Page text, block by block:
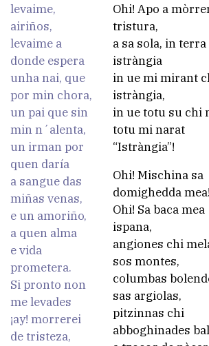
levaime,
airiños,
levaime a
donde espera
unha nai, que
por min chora,
un pai que sin
min n´alenta,
un irman por
quen daría
a sangue das
miñas venas,
e un amoriño,
a quen alma
e vida
prometera.
Si pronto non
me levades
¡ay! morrerei
de tristeza,
Ohi! Apo a
tristura,
a sa sola, in terra
istràngia
in ue mi mirant
istràngia,
in ue totu su chi
totu mi narat
“Istràngia”!
Ohi! Mischina sa
domighedda mea!
Ohi! Sa baca mea
ispana,
angiones chi
sos montes,
columbas
sas argiolas,
pitzinnas chi
abboghinades